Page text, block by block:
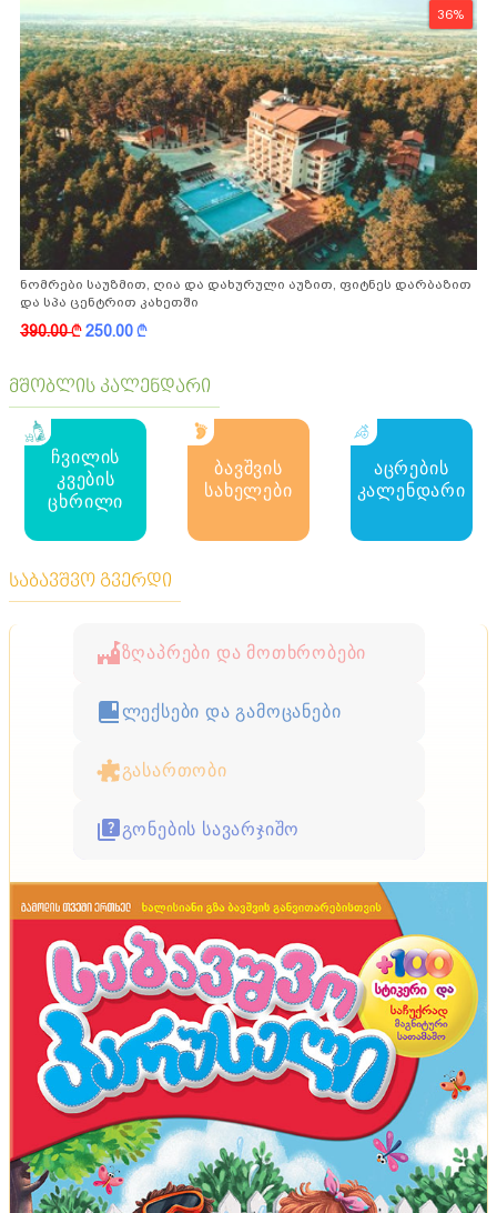
36%
ნომრები საუზმით, ღია და დახურული აუზით, ფიტნეს დარბაზით
და სპა ცენტრით კახეთში
390.00k250.00k
მშობლის კალენდარი
ჩვილის
კვების
ცხრილი
ბავშვის
სახელები
აცრების
კალენდარი
საბავშვო გვერდი
ზღაპრები და მოთხრობები
ლექსები და გამოცანები
გასართობი
გონების სავარჯიშო